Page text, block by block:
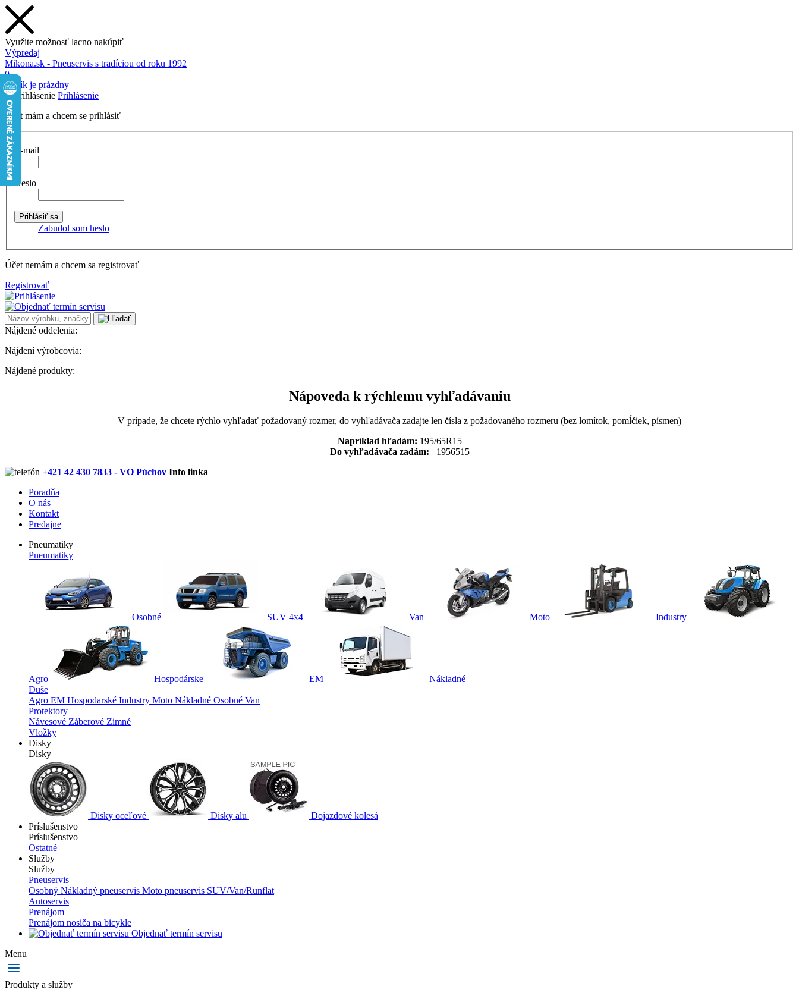
Využite možnosť lacno nakúpiť
Výpredaj
Mikona.sk - Pneuservis s tradíciou od roku 1992
0
Košík je prázdny
Prihlásenie
Účet mám a chcem se prihlásiť
E-mail
Heslo
Zabudol som heslo
Účet nemám a chcem sa registrovať
Registrovať
Nájdené oddelenia:
Nájdení výrobcovia:
Nájdené produkty:
Nápoveda k rýchlemu vyhľadávaniu
V prípade, že chcete rýchlo vyhľadať požadovaný rozmer, do vyhľadávača zadajte len čísla z požadovaného rozmeru (bez lomítok, pomĺčiek, písmen)
Napríklad hľadám: 195/65R15
Do vyhľadávača zadám: 1956515
+421 42 430 7833 - VO Púchov Info linka
Poradňa
O nás
Kontakt
Predajne
Pneumatiky
Pneumatiky
Osobné SUV 4x4 Van Moto Industry
Agro Hospodárske EM
Nákladné
Duše
Agro EM Hospodarské Industry Moto Nákladné Osobné Van
Protektory
Návesové Záberové Zimné
Vložky
Disky
Disky
Disky oceľové Disky alu
Dojazdové kolesá
Príslušenstvo
Príslušenstvo
Ostatné
Služby
Služby
Pneuservis
Osobný Nákladný pneuservis Moto pneuservis SUV/Van/Runflat
Autoservis
Prenájom
Prenájom nosiča na bicykle
Objednať termín servisu
Menu
Produkty a služby